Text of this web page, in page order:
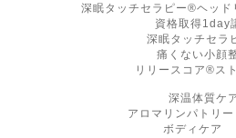
深眠タッチセラピー®ヘッド
資格取得1day
深眠タッチセラ
痛くない小顔
リリースコア®ス
深温体質ケ
アロマリンパトリー
ボディケ